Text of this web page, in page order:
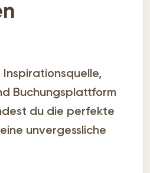
Buchungsplattform
du die perfekte
unvergessliche